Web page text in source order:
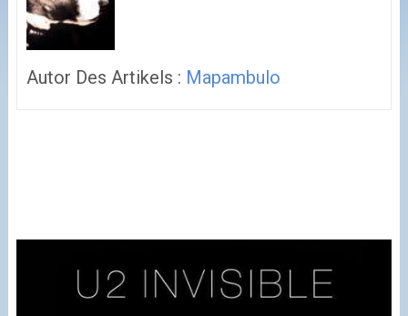
Autor Des Artikels : Mapambulo